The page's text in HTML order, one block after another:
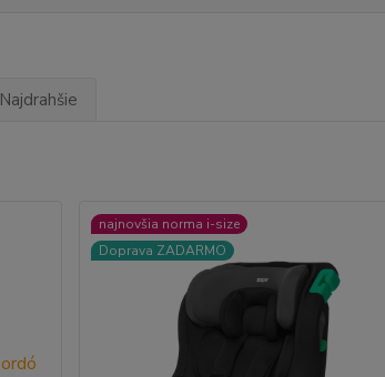
Najdrahšie
najnovšia norma i-size
Doprava ZADARMO